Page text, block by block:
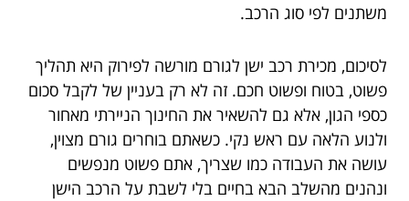
משתנים לפי סוג הרכב.
לסיכום, מכירת רכב ישן לגורם מורשה לפירוק היא תהליך
פשוט, בטוח ופשוט חכם. זה לא רק בעניין של לקבל סכום
כספי הגון, אלא גם להשאיר את החינוך הניירתי מאחור
ולנוע הלאה עם ראש נקי. כשאתם בוחרים גורם מצוין,
עושה את העבודה כמו שצריך, אתם פשוט מנפשים
ונהנים מהשלב הבא בחיים בלי לשבת על הרכב הישן